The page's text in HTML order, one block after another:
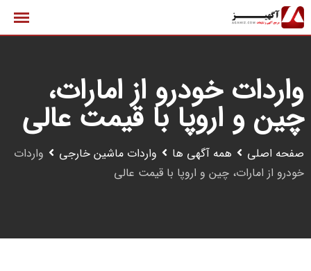
پرش
به
واردات خودرو از امارات،
چین و اروپا با قیمت عالی
صفحه اصلی همه آگهی ها واردات ماشین خارجی
واردات
خودرو از امارات، چین و اروپا با قیمت عالی